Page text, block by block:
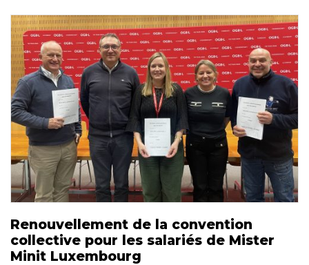
Renouvellement de la convention
collective pour les salariés de Mister
Minit Luxembourg